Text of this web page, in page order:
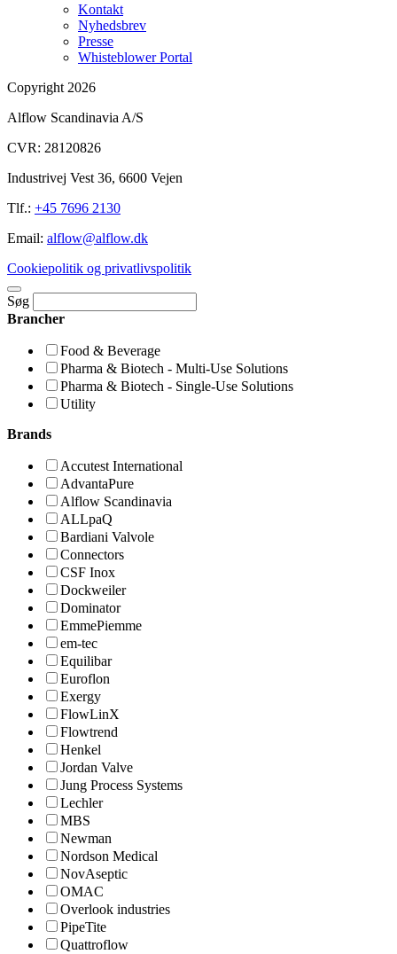
Kontakt
Nyhedsbrev
Presse
Whisteblower Portal
Copyright 2026
Alflow Scandinavia A/S
CVR: 28120826
Industrivej Vest 36, 6600 Vejen
Tlf.: +45 7696 2130
Email: alflow@alflow.dk
Cookiepolitik og privatlivspolitik
Søg
Brancher
Food & Beverage
Pharma & Biotech - Multi-Use Solutions
Pharma & Biotech - Single-Use Solutions
Utility
Brands
Accutest International
AdvantaPure
Alflow Scandinavia
ALLpaQ
Bardiani Valvole
Connectors
CSF Inox
Dockweiler
Dominator
EmmePiemme
em-tec
Equilibar
Euroflon
Exergy
FlowLinX
Flowtrend
Henkel
Jordan Valve
Jung Process Systems
Lechler
MBS
Newman
Nordson Medical
NovAseptic
OMAC
Overlook industries
PipeTite
Quattroflow